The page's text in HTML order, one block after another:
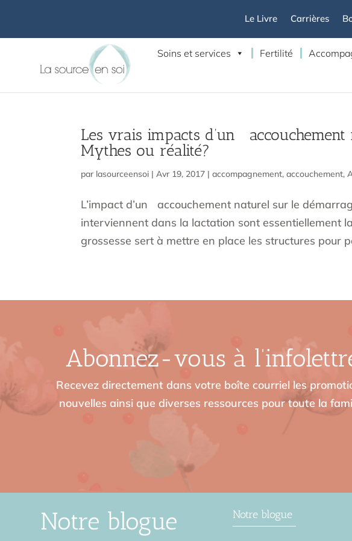
Le Livre Carrières
Soins et services Fertilité
Les vrais impacts d’un accouchement
Mythes ou réalité?
par lasourceensoi | Avr 19, 2017 |accompagnement,accouchement,
L’impact d’un accouchement naturel sur le
interviennent dans la lactation sont essentiellement
grossesse sert à mettre en place les structures pour
Abonnez-vous à
Recevez directement dans votre boîte courriel les
nouvelles ainsi que diverses ressources pour toute la
Notre blogue Notre blogue